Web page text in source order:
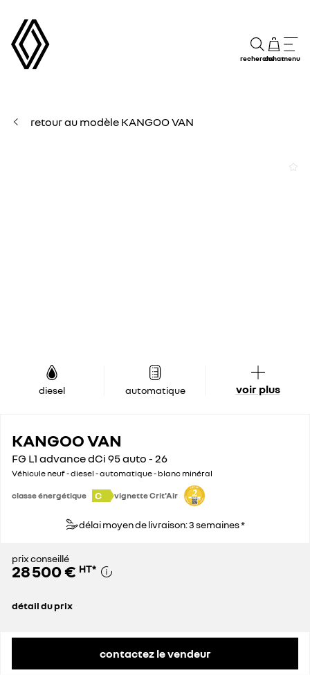
rechercheachatmenu
retour au modèle KANGOO VAN
diesel automatique voir plus
KANGOO VAN
FG L1 advance dCi 95 auto - 26
Véhicule neuf - diesel - automatique - blanc minéral
classe énergétique C vignette Crit'Air
délai moyen de livraison: 3 semaines *
prix conseillé
28 500 € HT*
détail du prix
contactez le vendeur